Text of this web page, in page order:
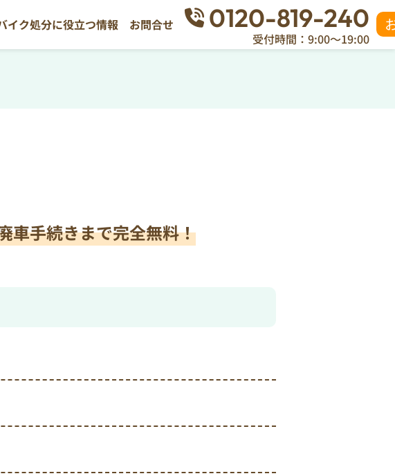
イク処分に役立つ情報 お問合せ 0120-819-240
受付時間：9:00～19:00
車手続きまで完全無料！